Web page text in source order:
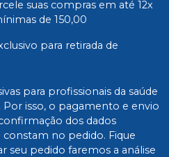
suas compras em até 12x
de 150,00
para retirada de
para profissionais da saúde
isso, o pagamento e envio
dos dados
constam no pedido. Fique
seu pedido faremos a análise